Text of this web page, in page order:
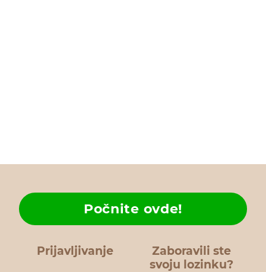
Prijavljivanje
Zaboravili ste
svoju lozinku?
Počnite ovde!